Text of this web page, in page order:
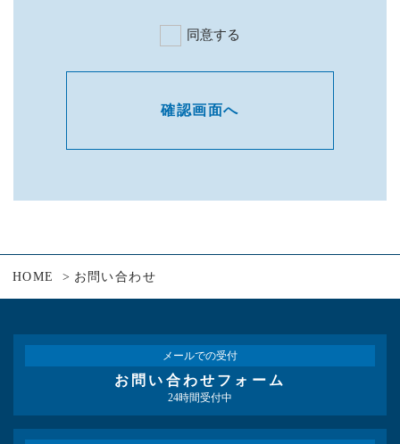
プライバシー情報のうち「個人情報」とは、
個人情報保護法にいう「個人情報」を指すも
のとし、生存する個人に関する情報であっ
所、電話番号、連絡先その他の記述等により
キーワード、ご利用日時、ご利用の方法、ご
利用環境、郵便番号や性別、職業、年齢、ユ
（プライバシー情報の収集方法）
当社は、ユーザーが利用登録をする際に氏
同意する
HOME お問い合わせ
メールでの受付
お問い合わせフォーム
24時間受付中